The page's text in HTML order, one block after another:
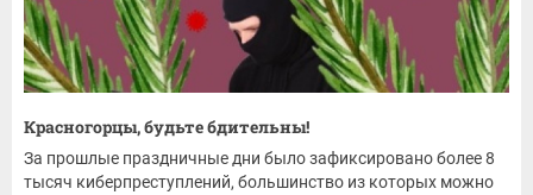
Красногорцы, будьте бдительны!
За прошлые праздничные дни было зафиксировано более 8
тысяч киберпреступлений, большинство из которых можно